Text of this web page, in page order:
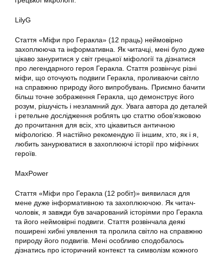
LilyG
Стаття «Міфи про Геракла» (12 праць) неймовірно
захоплююча та інформативна. Як читачці, мені було дуже
цікаво зануритися у світ грецької міфології та дізнатися
про легендарного героя Геракла. Стаття розвінчує різні
міфи, що оточують подвиги Геракла, проливаючи світло
на справжню природу його випробувань. Приємно бачити
більш точне зображення Геракла, що демонструє його
розум, рішучість і незламний дух. Увага автора до деталей
і ретельне дослідження роблять цю статтю обов’язковою
до прочитання для всіх, хто цікавиться античною
міфологією. Я настійно рекомендую її іншим, хто, як і я,
любить занурюватися в захоплюючі історії про міфічних
героїв.
MaxPower
Стаття «Міфи про Геракла (12 робіт)» виявилася для
мене дуже інформативною та захоплюючою. Як читач-
чоловік, я завжди був зачарований історіями про Геракла
та його неймовірні подвиги. Стаття розвінчала деякі
поширені хибні уявлення та пролила світло на справжню
природу його подвигів. Мені особливо сподобалось
дізнатись про історичний контекст та символізм кожного